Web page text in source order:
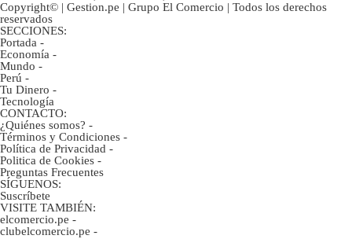
Copyright© | Gestion.pe | Grupo El Comercio | Todos los derechos
reservados
SECCIONES:
Portada -
Economía -
Mundo -
Perú -
Tu Dinero -
Tecnología
CONTACTO:
¿Quiénes somos? -
Términos y Condiciones -
Política de Privacidad -
Politica de Cookies -
Preguntas Frecuentes
SÍGUENOS:
Suscríbete
VISITE TAMBIÉN:
elcomercio.pe -
clubelcomercio.pe -